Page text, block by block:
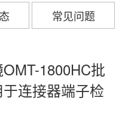
常见问题
1800HC批
连接器端子检